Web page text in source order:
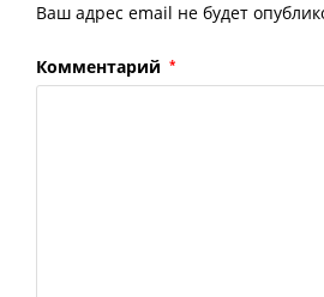
Ваш адрес email не будет
Комментарий *